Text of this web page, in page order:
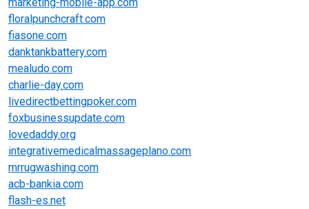
floralpunchcraft.com
fiasone.com
danktankbattery.com
mealudo.com
charlie-day.com
livedirectbettingpoker.com
foxbusinessupdate.com
lovedaddy.org
integrativemedicalmassageplano.com
mrrugwashing.com
acb-bankia.com
flash-es.net